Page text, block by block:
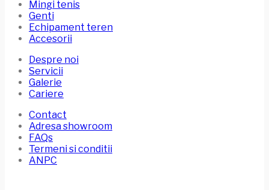
Mingi tenis
Genti
Echipament teren
Accesorii
Despre noi
Servicii
Galerie
Cariere
Contact
Adresa showroom
FAQs
Termeni si conditii
ANPC